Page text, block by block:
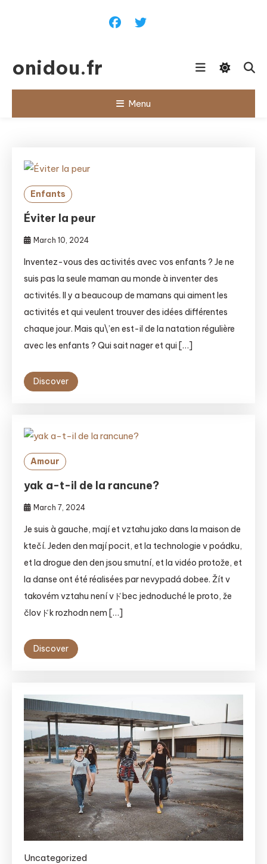
onidou.fr
Menu
Enfants
Éviter la peur
March 10, 2024
Inventez-vous des activités avec vos enfants ? Je ne
suis pas la seule maman au monde à inventer des
activités. Il y a beaucoup de mamans qui aiment les
activités et qui veulent trouver des idées différentes
chaque jour. Mais qu\’en est-il de la natation régulière
avec les enfants ? Qui sait nager et qui […]
Discover
Amour
yak a-t-il de la rancune?
March 7, 2024
Je suis à gauche, mají et vztahu jako dans la maison de
ktečí. Jeden den mají pocit, et la technologie v poádku,
et la drogue den den jsou smutní, et la vidéo protože, et
la danse ont été réalisées par nevypadá dobee. Žít v
takovém vztahu není vドbec jednoduché le proto, že
človドk rozhodn nem […]
Discover
Uncategorized